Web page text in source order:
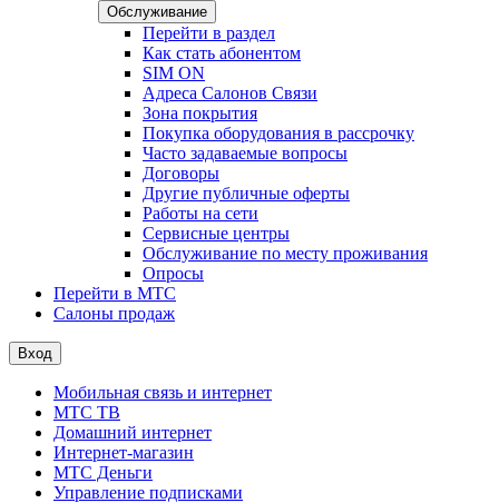
Обслуживание
Перейти в раздел
Как стать абонентом
SIM ON
Адреса Салонов Связи
Зона покрытия
Покупка оборудования в рассрочку
Часто задаваемые вопросы
Договоры
Другие публичные оферты
Работы на сети
Сервисные центры
Обслуживание по месту проживания
Опросы
Перейти в МТС
Салоны продаж
Вход
Мобильная связь и интернет
МТС ТВ
Домашний интернет
Интернет-магазин
МТС Деньги
Управление подписками